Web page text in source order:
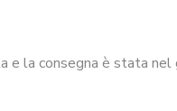
la consegna è stata nel